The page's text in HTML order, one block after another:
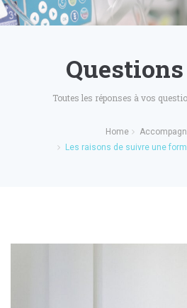
Toutes les réponses à vos
Home
Les raisons de suivre une